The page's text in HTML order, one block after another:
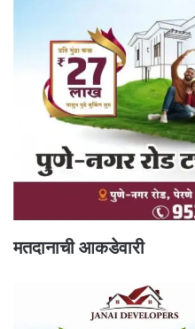
मतदानाची आकडेवारी